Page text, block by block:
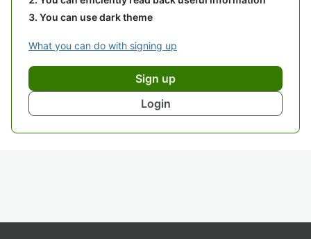
You can use dark theme
What you can do with signing up
Sign up
Login